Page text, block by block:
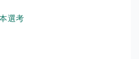
選考